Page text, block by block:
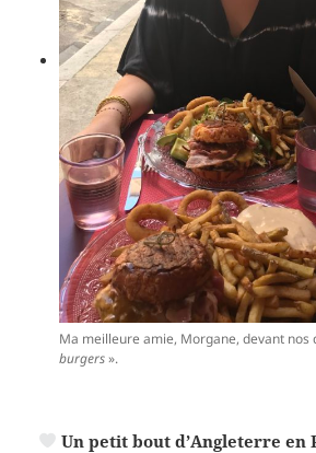
Ma meilleure amie, Morgane, devant nos
burgers».
Un petit bout d’Angleterre en